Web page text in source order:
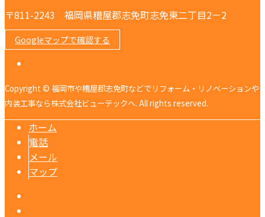
〒811-2243 福岡県糟屋郡志免町志免東二丁目2－2
Googleマップで確認する
Copyright © 福岡市や糟屋郡志免町などでリフォーム・リノベーションや
内装工事なら株式会社ビューテックへ. All rights reserved.
ホーム
電話
メール
マップ